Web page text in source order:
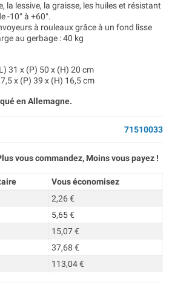
la lessive, la graisse, les huiles et résistant
-10° à +60°.
à rouleaux grâce à un fond lisse
au gerbage : 40 kg
31 x (P) 50 x (H) 20 cm
x (P) 39 x (H) 16,5 cm
en Allemagne.
71510033
vous commandez, Moins vous payez !
Vous économisez
2,26 €
5,65 €
15,07 €
37,68 €
113,04 €